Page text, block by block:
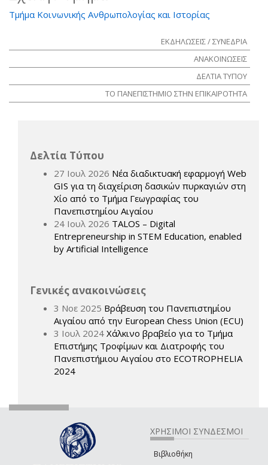
Τμήμα Κοινωνικής Ανθρωπολογίας και Ιστορίας
ΕΚΔΗΛΩΣΕΙΣ / ΣΥΝΕΔΡΙΑ
ΑΝΑΚΟΙΝΩΣΕΙΣ
ΔΕΛΤΙΑ ΤΥΠΟΥ
ΤΟ ΠΑΝΕΠΙΣΤΗΜΙΟ ΣΤΗΝ ΕΠΙΚΑΙΡΟΤΗΤΑ
Δελτία Τύπου
27 Ιουλ 2026 Νέα διαδικτυακή εφαρμογή Web
GIS για τη διαχείριση δασικών πυρκαγιών στη
Χίο από το Τμήμα Γεωγραφίας του
Πανεπιστημίου Αιγαίου
24 Ιουλ 2026 TALOS – Digital
Entrepreneurship in STEM Education, enabled
by Artificial Intelligence
Γενικές ανακοινώσεις
3 Νοε 2025 Βράβευση του Πανεπιστημίου
Αιγαίου από την European Chess Union (ECU)
3 Ιουλ 2024 Χάλκινο βραβείο για το Τμήμα
Επιστήμης Τροφίμων και Διατροφής του
Πανεπιστήμιου Αιγαίου στο ECOTROPHELIA
2024
ΧΡΗΣΙΜΟΙ ΣΥΝΔΕΣΜΟΙ
Βιβλιοθήκη